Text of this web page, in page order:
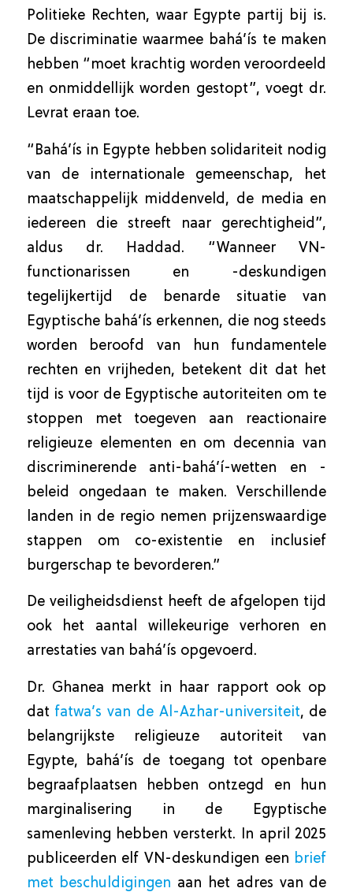
Politieke Rechten, waar Egypte partij bij is.
De discriminatie waarmee bahá’ís te maken
hebben “moet krachtig worden veroordeeld
en onmiddellijk worden gestopt”, voegt dr.
Levrat eraan toe.
“Bahá’ís in Egypte hebben solidariteit nodig
van de internationale gemeenschap, het
maatschappelijk middenveld, de media en
iedereen die streeft naar gerechtigheid”,
aldus dr. Haddad. “Wanneer VN-
functionarissen en -deskundigen
tegelijkertijd de benarde situatie van
Egyptische bahá’ís erkennen, die nog steeds
worden beroofd van hun fundamentele
rechten en vrijheden, betekent dit dat het
tijd is voor de Egyptische autoriteiten om te
stoppen met toegeven aan reactionaire
religieuze elementen en om decennia van
discriminerende anti-bahá’í-wetten en -
beleid ongedaan te maken. Verschillende
landen in de regio nemen prijzenswaardige
stappen om co-existentie en inclusief
burgerschap te bevorderen.”
De veiligheidsdienst heeft de afgelopen tijd
ook het aantal willekeurige verhoren en
arrestaties van bahá’ís opgevoerd.
Dr. Ghanea merkt in haar rapport ook op
dat fatwa’s van de Al-Azhar-universiteit, de
belangrijkste religieuze autoriteit van
Egypte, bahá’ís de toegang tot openbare
begraafplaatsen hebben ontzegd en hun
marginalisering in de Egyptische
samenleving hebben versterkt. In april 2025
publiceerden elf VN-deskundigen een brief
met beschuldigingen aan het adres van de